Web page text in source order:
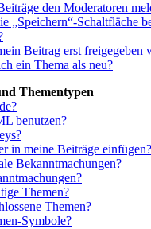
den Moderatoren
„Speichern“-Schaltfläche
Beitrag erst freigegeben
ein Thema als neu?
Thementypen
benutzen?
in meine Beiträge einfügen?
Bekanntmachungen?
Themen?
Themen?
Symbole?